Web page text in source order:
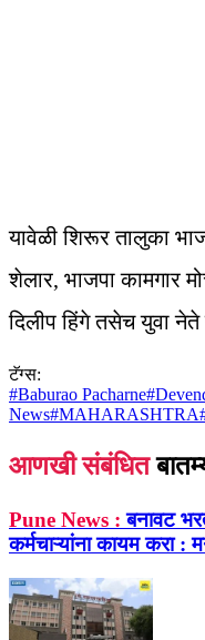
यावेळी शिरूर तालुका
शेलार, भाजपा कामगार
दिलीप हिंगे तसेच युवा
टॅग्स:
#Baburao Pacharne#
News#MAHARASHTRA
आणखी संबंधित
Pune News : बनावट
कर्मचाऱ्यांना कायम करा :